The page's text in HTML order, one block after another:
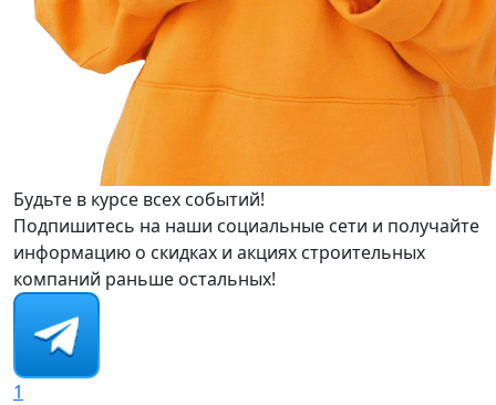
Будьте в курсе всех событий!
Подпишитесь на наши социальные сети и получайте
информацию о скидках и акциях строительных
компаний раньше остальных!
1